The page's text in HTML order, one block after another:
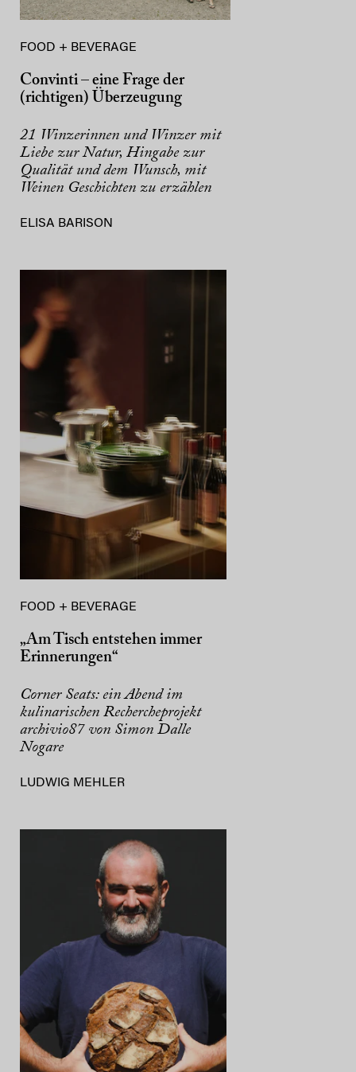
FOOD + BEVERAGE
Convinti – eine Frage der
(richtigen) Überzeugung
21 Winzerinnen und Winzer mit
Liebe zur Natur, Hingabe zur
Qualität und dem Wunsch, mit
Weinen Geschichten zu erzählen
ELISA BARISON
FOOD + BEVERAGE
„Am Tisch entstehen immer
Erinnerungen“
Corner Seats: ein Abend im
kulinarischen Rechercheprojekt
archivio87 von Simon Dalle
Nogare
LUDWIG MEHLER